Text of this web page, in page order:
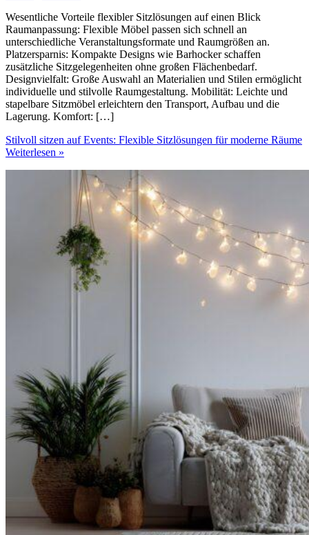
Wesentliche Vorteile flexibler Sitzlösungen auf einen Blick
Raumanpassung: Flexible Möbel passen sich schnell an
unterschiedliche Veranstaltungsformate und Raumgrößen an.
Platzersparnis: Kompakte Designs wie Barhocker schaffen
zusätzliche Sitzgelegenheiten ohne großen Flächenbedarf.
Designvielfalt: Große Auswahl an Materialien und Stilen ermöglicht
individuelle und stilvolle Raumgestaltung. Mobilität: Leichte und
stapelbare Sitzmöbel erleichtern den Transport, Aufbau und die
Lagerung. Komfort: […]
Stilvoll sitzen auf Events: Flexible Sitzlösungen für moderne Räume
Weiterlesen »